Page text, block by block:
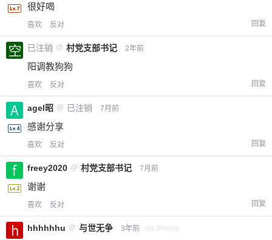
很好喝
喜欢 反对 回复
已注销 @ 村党支部书记 2年前
阳调教狗狗
喜欢 反对 回复
agel昭 @ 已注销 7月前
感谢分享
喜欢 反对 回复
freey2020 @ 村党支部书记 7月前
谢谢
喜欢 反对 回复
hhhhhhu @ 与世无争 3年前 via iPhone